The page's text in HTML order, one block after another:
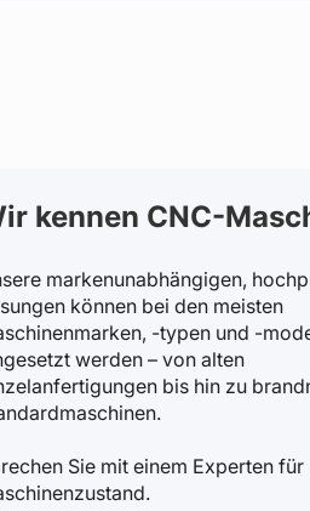
kennen CNC-
markenunabhängigen,
können bei den meisten
-typen und -
werden – von alten
bis hin zu
Sie mit einem Experten für